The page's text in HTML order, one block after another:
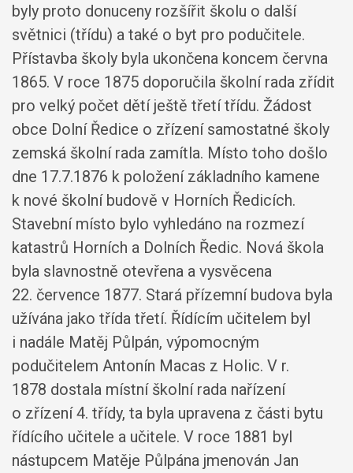
byly proto donuceny rozšířit školu o další
světnici (třídu) a také o byt pro podučitele.
Přístavba školy byla ukončena koncem června
1865. V roce 1875 doporučila školní rada zřídit
pro velký počet dětí ještě třetí třídu. Žádost
obce Dolní Ředice o zřízení samostatné školy
zemská školní rada zamítla. Místo toho došlo
dne 17.7.1876 k položení základního kamene
k nové školní budově v Horních Ředicích.
Stavební místo bylo vyhledáno na rozmezí
katastrů Horních a Dolních Ředic. Nová škola
byla slavnostně otevřena a vysvěcena
22. července 1877. Stará přízemní budova byla
užívána jako třída třetí. Řídícím učitelem byl
i nadále Matěj Půlpán, výpomocným
podučitelem Antonín Macas z Holic. V r.
1878 dostala místní školní rada nařízení
o zřízení 4. třídy, ta byla upravena z části bytu
řídícího učitele a učitele. V roce 1881 byl
nástupcem Matěje Půlpána jmenován Jan